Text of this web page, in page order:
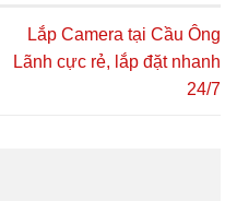
Lắp Camera tại Cầu Ông
Lãnh cực rẻ, lắp đặt nhanh
24/7